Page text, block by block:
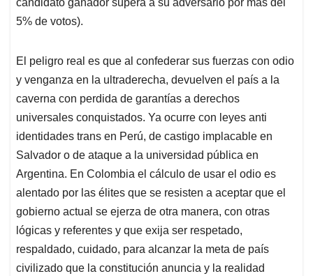
5% de votos).
El peligro real es que al confederar sus fuerzas con odio
y venganza en la ultraderecha, devuelven el país a la
caverna con perdida de garantías a derechos
universales conquistados. Ya ocurre con leyes anti
identidades trans en Perú, de castigo implacable en
Salvador o de ataque a la universidad pública en
Argentina. En Colombia el cálculo de usar el odio es
alentado por las élites que se resisten a aceptar que el
gobierno actual se ejerza de otra manera, con otras
lógicas y referentes y que exija ser respetado,
respaldado, cuidado, para alcanzar la meta de país
civilizado que la constitución anuncia y la realidad